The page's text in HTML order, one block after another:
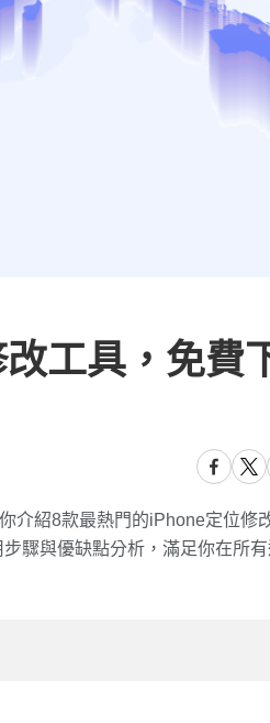
工具，免費
介紹8款最熱門的iPhone定位修
驟與優缺點分析，滿足你在所有